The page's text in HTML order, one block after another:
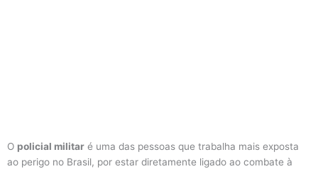
O policial militar é uma das pessoas que trabalha mais exposta
ao perigo no Brasil, por estar diretamente ligado ao combate à